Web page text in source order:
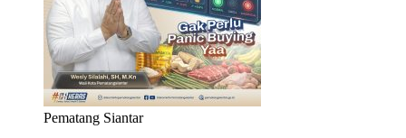
Pematang Siantar